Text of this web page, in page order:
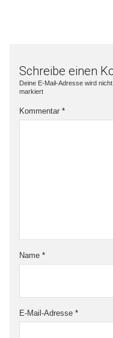
Schreibe einen
Deine E-Mail-Adresse wird
markiert
Kommentar *
Name *
E-Mail-Adresse *